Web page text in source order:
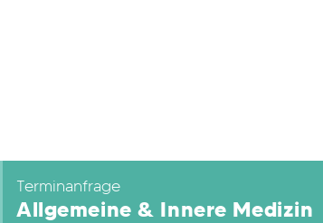
Terminanfrage
Allgemeine & Innere Medizin